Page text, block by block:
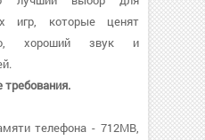
игр, которые ценят
хороший звук и
телефона - 712MB,